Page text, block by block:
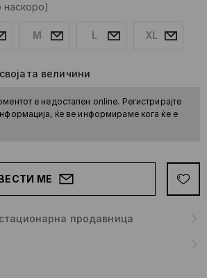
наскоро)
M L XL
величини
е недостапен online. Регистрирајте
ќе ве информираме кога ќе е
МЕ
продавница